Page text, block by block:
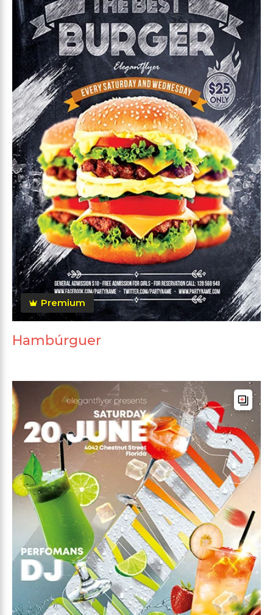
Premium
Hambúrguer